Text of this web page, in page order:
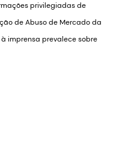
privilegiadas de
de Abuso de Mercado da
imprensa prevalece sobre